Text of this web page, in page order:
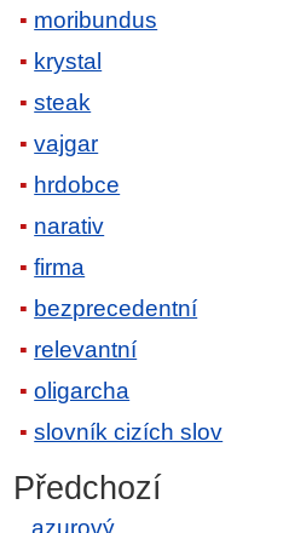
moribundus
krystal
steak
vajgar
hrdobce
narativ
firma
bezprecedentní
relevantní
oligarcha
slovník cizích slov
Předchozí